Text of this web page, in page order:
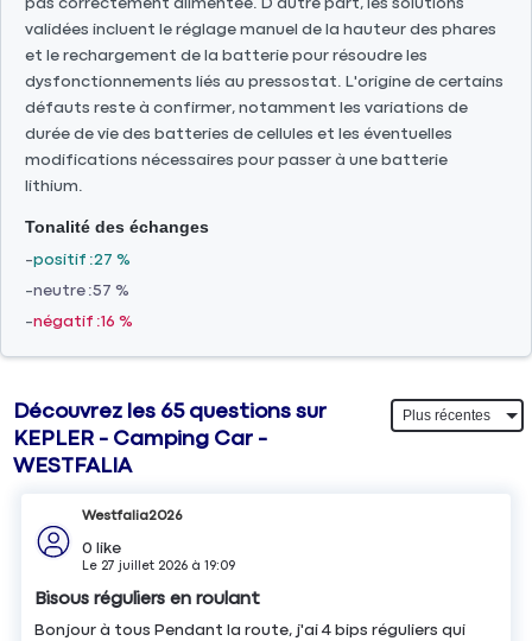
pas correctement alimentée. D’autre part, les solutions
validées incluent le réglage manuel de la hauteur des phares
et le rechargement de la batterie pour résoudre les
dysfonctionnements liés au pressostat. L'origine de certains
défauts reste à confirmer, notamment les variations de
durée de vie des batteries de cellules et les éventuelles
modifications nécessaires pour passer à une batterie
lithium.
Tonalité des échanges
positif 27 %
neutre 57 %
négatif 16 %
Découvrez les 65 questions sur
KEPLER - Camping Car -
WESTFALIA
Westfalia2026
0 like
Le 27 juillet 2026 à19:09
Bisous réguliers en roulant
Bonjour à tous Pendant la route, j'ai 4 bips réguliers qui